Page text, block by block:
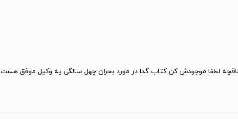
لطفا موجودش کن کتاب گدا در مورد بحران چهل سالگی یه وکیل موفق هست